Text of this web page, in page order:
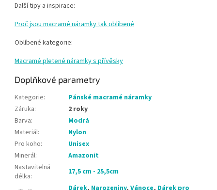
Další tipy a inspirace:
Proč jsou macramé náramky tak oblíbené
Oblíbené kategorie:
Macramé pletené náramky s přívěsky
Doplňkové parametry
Kategorie:
Pánské macramé náramky
Záruka:
2 roky
Barva:
Modrá
Materiál:
Nylon
Pro koho:
Unisex
Minerál:
Amazonit
Nastavitelná
délka: 17,5 cm - 25,5cm
Dárek, Narozeniny, Vánoce, Dárek pro